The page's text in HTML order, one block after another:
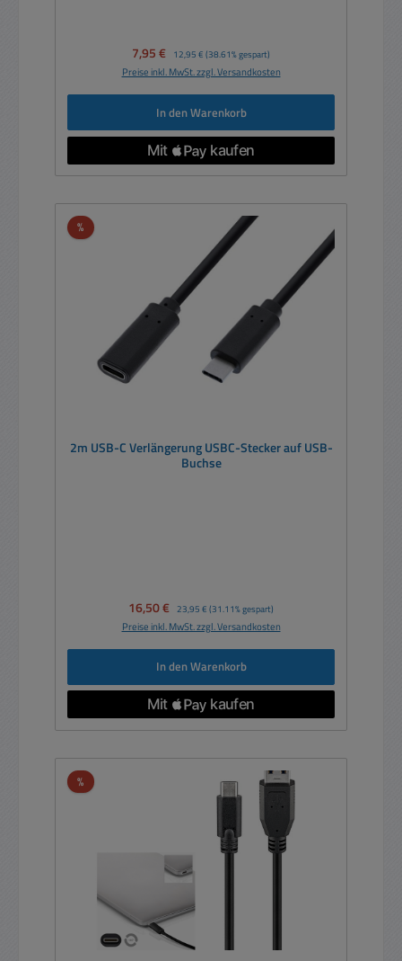
Verkaufspreis:
7,95 € Regulärer Preis:
12,95 € (38.61% gespart)
Preise inkl. MwSt. zzgl. Versandkosten
In den Warenkorb
%Rabatt
2m USB-C Verlängerung USBC-Stecker auf USB-
Buchse
Verkaufspreis:
16,50 € Regulärer Preis:
23,95 € (31.11% gespart)
Preise inkl. MwSt. zzgl. Versandkosten
In den Warenkorb
%Rabatt